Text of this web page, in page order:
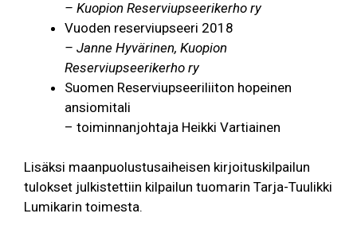
– Kuopion Reserviupseerikerho ry
Vuoden reserviupseeri 2018
– Janne Hyvärinen, Kuopion
Reserviupseerikerho ry
Suomen Reserviupseeriliiton hopeinen
ansiomitali
– toiminnanjohtaja Heikki Vartiainen
Lisäksi maanpuolustusaiheisen kirjoituskilpailun
tulokset julkistettiin kilpailun tuomarin Tarja-Tuulikki
Lumikarin toimesta.